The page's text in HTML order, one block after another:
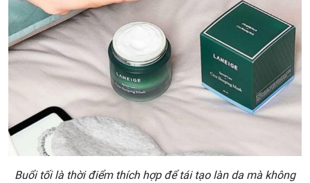
Buổi tối là thời điểm thích hợp để tái tạo làn da mà không